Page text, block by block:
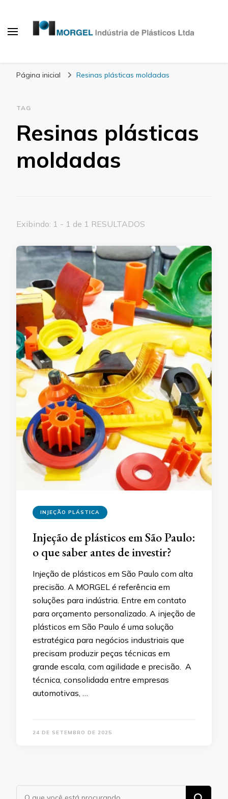
Página inicial Resinas plásticas moldadas
TAG
Resinas plásticas
moldadas
Exibindo: 1 - 1 de 1 RESULTADOS
INJEÇÃO PLÁSTICA
Injeção de plásticos em São Paulo:
o que saber antes de investir?
Injeção de plásticos em São Paulo com alta
precisão. A MORGEL é referência em
soluções para indústria. Entre em contato
para orçamento personalizado. A injeção de
plásticos em São Paulo é uma solução
estratégica para negócios industriais que
precisam produzir peças técnicas em
grande escala, com agilidade e precisão. A
técnica, consolidada entre empresas
automotivas, …
24 DE SETEMBRO DE 2025
Procurando